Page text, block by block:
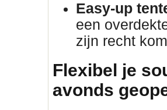
Easy-up
een
zijn recht
Flexibel je
avonds